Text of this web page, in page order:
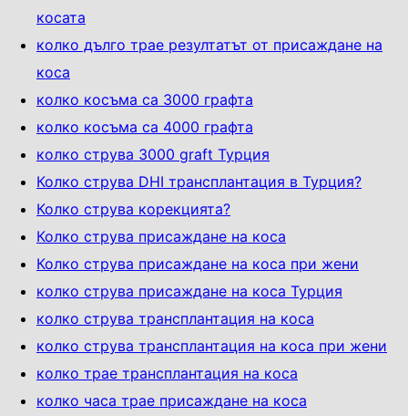
косата
колко дълго трае резултатът от присаждане на
коса
колко косъма са 3000 графта
колко косъма са 4000 графта
колко струва 3000 graft Турция
Колко струва DHI трансплантация в Турция?
Колко струва корекцията?
Колко струва присаждане на коса
Колко струва присаждане на коса при жени
колко струва присаждане на коса Турция
колко струва трансплантация на коса
колко струва трансплантация на коса при жени
колко трае трансплантация на коса
колко часа трае присаждане на коса